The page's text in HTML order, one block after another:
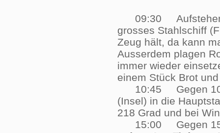
09:30 Aufstehen
grosses Stahlschiff
Zeug hält, da kann
Ausserdem plagen
immer wieder
einem Stück Brot
10:45 Gegen
(Insel) in die
218 Grad und bei
15:00 Gegen